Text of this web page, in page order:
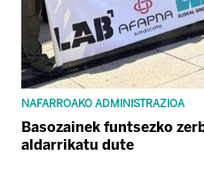
NAFARROAKO ADMINISTRAZIOA
Basozainek funtsezko
aldarrikatu dute